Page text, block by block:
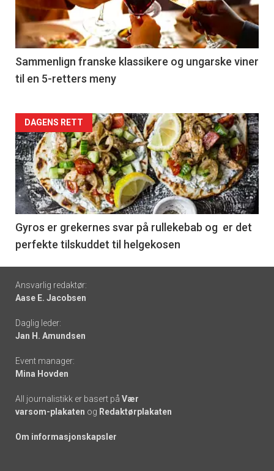
nå
-
5
Sammenlign franske klassikere og ungarske viner
til en 5-retters meny
Forsiden
akkurat
nå
-
6
DAGENS RETT
Gyros er grekernes svar på rullekebab og er det
perfekte tilskuddet til helgekosen
Footer
-
links
Ansvarlig redaktør:
Aase E. Jacobsen
Daglig leder:
Jan H. Amundsen
Event manager:
Mina Hovden
All journalistikk er basert på Vær
varsom-plakaten og Redaktørplakaten
Om informasjonskapsler